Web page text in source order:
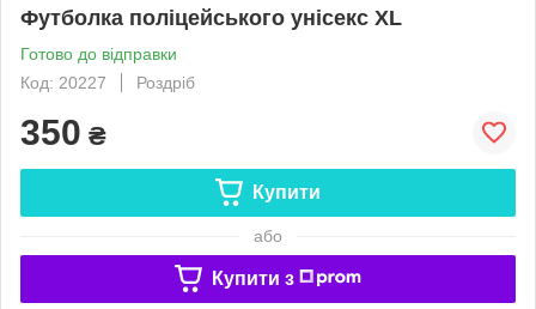
Футболка поліцейського унісекс XL
Готово до відправки
Код: 20227
Роздріб
350 ₴
Купити
або
Купити з